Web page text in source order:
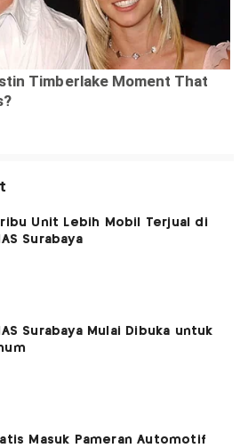
Unit Lebih Mobil Terjual di
Surabaya
Surabaya Mulai Dibuka untuk
Masuk Pameran Automotif